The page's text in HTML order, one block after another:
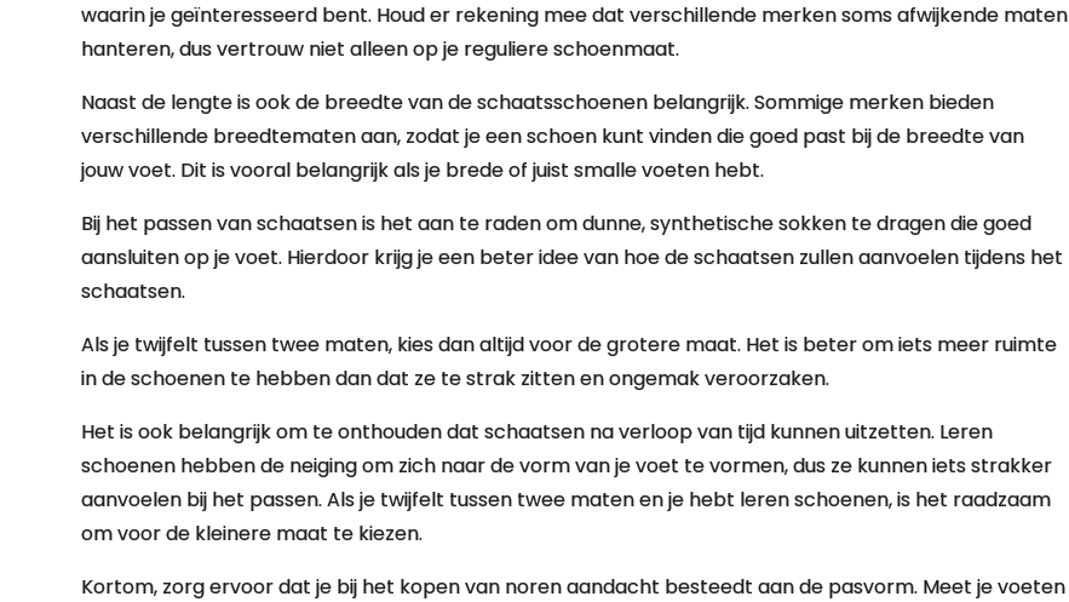
waarin je geïnteresseerd bent. Houd er rekening mee dat verschillende merken soms afwijkende maten
hanteren, dus vertrouw niet alleen op je reguliere schoenmaat.
Naast de lengte is ook de breedte van de schaatsschoenen belangrijk. Sommige merken bieden
verschillende breedtematen aan, zodat je een schoen kunt vinden die goed past bij de breedte van
jouw voet. Dit is vooral belangrijk als je brede of juist smalle voeten hebt.
Bij het passen van schaatsen is het aan te raden om dunne, synthetische sokken te dragen die goed
aansluiten op je voet. Hierdoor krijg je een beter idee van hoe de schaatsen zullen aanvoelen tijdens het
schaatsen.
Als je twijfelt tussen twee maten, kies dan altijd voor de grotere maat. Het is beter om iets meer ruimte
in de schoenen te hebben dan dat ze te strak zitten en ongemak veroorzaken.
Het is ook belangrijk om te onthouden dat schaatsen na verloop van tijd kunnen uitzetten. Leren
schoenen hebben de neiging om zich naar de vorm van je voet te vormen, dus ze kunnen iets strakker
aanvoelen bij het passen. Als je twijfelt tussen twee maten en je hebt leren schoenen, is het raadzaam
om voor de kleinere maat te kiezen.
Kortom, zorg ervoor dat je bij het kopen van noren aandacht besteedt aan de pasvorm. Meet je voeten